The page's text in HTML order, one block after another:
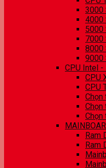
3000
4000
5000
7000
8000
9000
CPU Intel
CPU
CPU
Chọn
Chọn
Chọn
Ram
Ram